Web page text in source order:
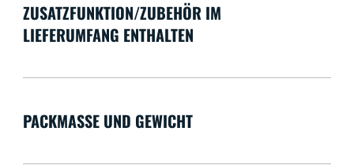
ZUSATZFUNKTION/ZUBEHÖR IM
LIEFERUMFANG ENTHALTEN
PACKMASSE UND GEWICHT